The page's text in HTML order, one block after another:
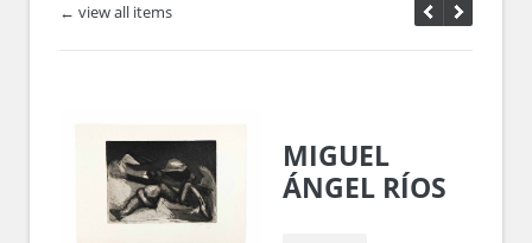
← view all items
MIGUEL
ÁNGEL RÍOS